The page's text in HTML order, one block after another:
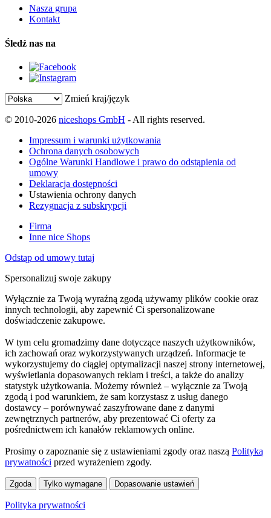
Nasza grupa
Kontakt
Śledź nas na
Zmień kraj/język
© 2010-2026 niceshops GmbH - All rights reserved.
Impressum i warunki użytkowania
Ochrona danych osobowych
Ogólne Warunki Handlowe i prawo do odstąpienia od
umowy
Deklaracja dostępności
Ustawienia ochrony danych
Rezygnacja z subskrypcji
Firma
Inne nice Shops
Odstąp od umowy tutaj
Spersonalizuj swoje zakupy
Wyłącznie za Twoją wyraźną zgodą używamy plików cookie oraz
innych technologii, aby zapewnić Ci spersonalizowane
doświadczenie zakupowe.
W tym celu gromadzimy dane dotyczące naszych użytkowników,
ich zachowań oraz wykorzystywanych urządzeń. Informacje te
wykorzystujemy do ciągłej optymalizacji naszej strony internetowej,
wyświetlania dopasowanych reklam i treści, a także do analizy
statystyk użytkowania. Możemy również – wyłącznie za Twoją
zgodą i pod warunkiem, że sam korzystasz z usług danego
dostawcy – porównywać zaszyfrowane dane z danymi
zewnętrznych partnerów, aby prezentować Ci oferty za
pośrednictwem ich kanałów reklamowych online.
Prosimy o zapoznanie się z ustawieniami zgody oraz naszą Polityką
prywatności przed wyrażeniem zgody.
Zgoda Tylko wymagane Dopasowanie ustawień
Polityka prywatności